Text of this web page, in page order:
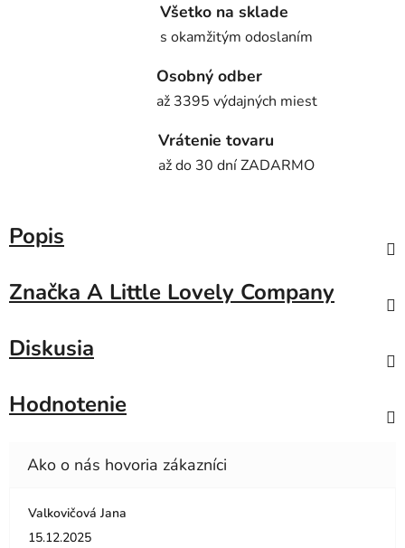
Všetko na sklade
s okamžitým odoslaním
Osobný odber
až 3395 výdajných miest
Vrátenie tovaru
až do 30 dní ZADARMO
Popis
Značka A Little Lovely Company
Diskusia
Hodnotenie
Valkovičová Jana
Hodnotenie obchodu je 5 z 5 hviezdičiek.
15.12.2025